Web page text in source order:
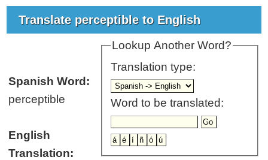
Translate perceptible to English
Lookup Another Word?
Translation type:
Word to be translated:
Spanish Word:
perceptible
English
Translation: